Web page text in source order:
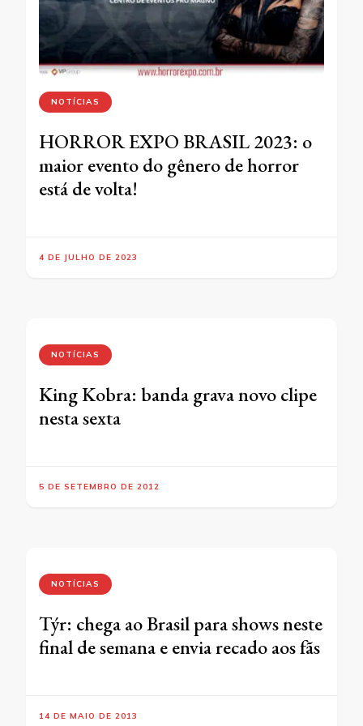
NOTÍCIAS
HORROR EXPO BRASIL 2023: o
maior evento do gênero de horror
está de volta!
4 DE JULHO DE 2023
NOTÍCIAS
King Kobra: banda grava novo clipe
nesta sexta
5 DE SETEMBRO DE 2012
NOTÍCIAS
Týr: chega ao Brasil para shows neste
final de semana e envia recado aos fãs
14 DE MAIO DE 2013